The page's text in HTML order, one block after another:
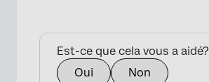
Est-ce que cela vous a aidé?
Oui
Non